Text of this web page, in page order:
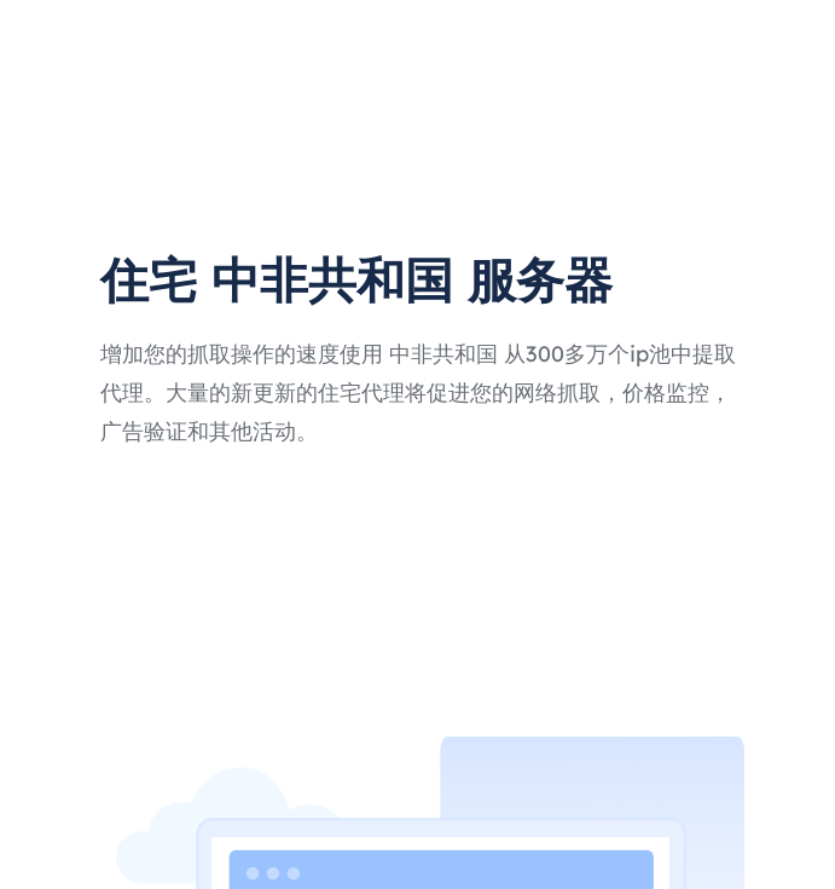
住宅 中非共和国 服务器
增加您的抓取操作的速度使用 中非共和国 从300多万个ip池中提取
代理。大量的新更新的住宅代理将促进您的网络抓取，价格监控，
广告验证和其他活动。